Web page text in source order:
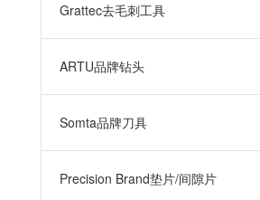
Grattec去毛刺工具
ARTU品牌钻头
Somta品牌刀具
Precision Brand垫片/间隙片